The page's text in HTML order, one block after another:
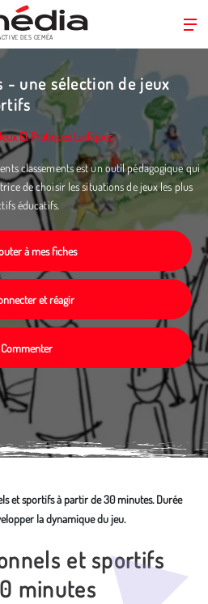
DES CEMÉA
une sélection de jeux
Et Pratiques Ludiques
classements est un outil pédagogique qui
de choisir les situations de jeux les plus
éducatifs.
à mes fiches
et réagir
Commenter
et sportifs à partir de 30 minutes. Durée
la dynamique du jeu.
et sportifs
minutes